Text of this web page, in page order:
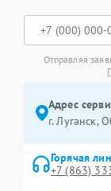
Отправляя
Адрес
г. Луганск,
Горячая
+7 (863)